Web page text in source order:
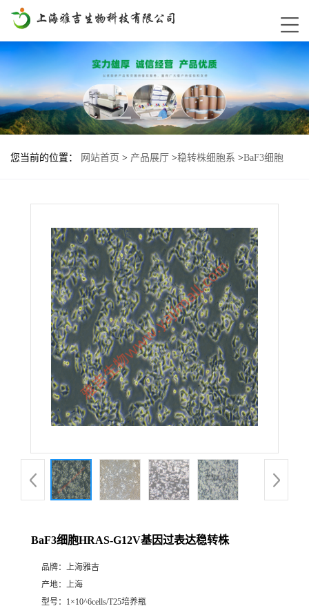
您当前的位置： 网站首页 > 产品展厅 >稳转株细胞系 >BaF3细胞
BaF3细胞HRAS-G12V基因过表达稳转株
品牌： 上海雅吉
产地： 上海
型号： 1×10^6cells/T25培养瓶